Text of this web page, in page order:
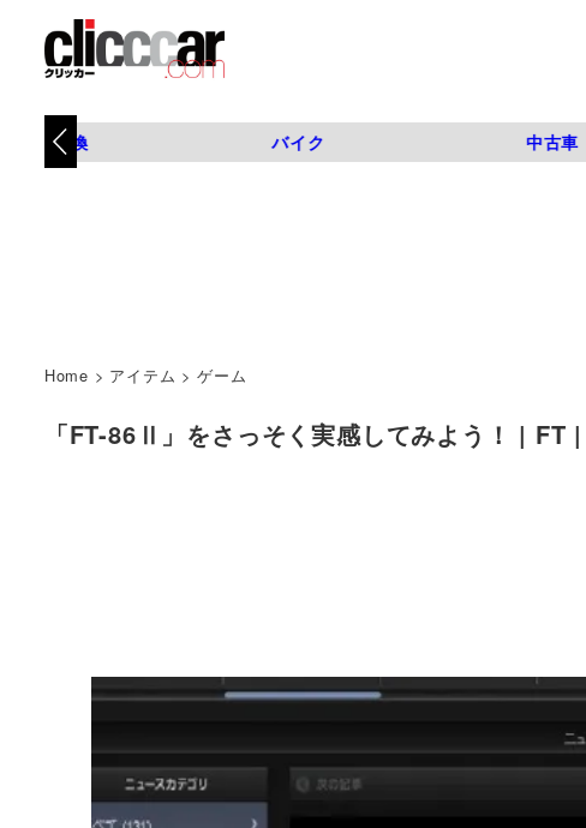
タイヤ交換 バイク 中古車
Home > アイテム >ゲーム
「FT-86Ⅱ」をさっそく実感してみよう！ | FT |